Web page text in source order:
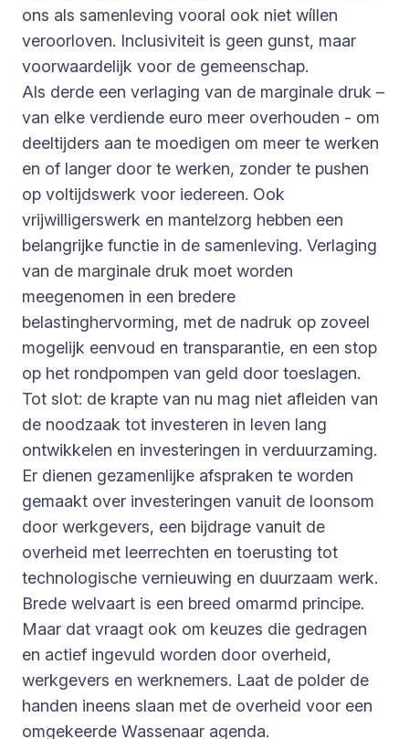
ons als samenleving vooral ook niet wíllen
veroorloven. Inclusiviteit is geen gunst, maar
voorwaardelijk voor de gemeenschap.
Als derde een verlaging van de marginale druk –
van elke verdiende euro meer overhouden - om
deeltijders aan te moedigen om meer te werken
en of langer door te werken, zonder te pushen
op voltijdswerk voor iedereen. Ook
vrijwilligerswerk en mantelzorg hebben een
belangrijke functie in de samenleving. Verlaging
van de marginale druk moet worden
meegenomen in een bredere
belastinghervorming, met de nadruk op zoveel
mogelijk eenvoud en transparantie, en een stop
op het rondpompen van geld door toeslagen.
Tot slot: de krapte van nu mag niet afleiden van
de noodzaak tot investeren in leven lang
ontwikkelen en investeringen in verduurzaming.
Er dienen gezamenlijke afspraken te worden
gemaakt over investeringen vanuit de loonsom
door werkgevers, een bijdrage vanuit de
overheid met leerrechten en toerusting tot
technologische vernieuwing en duurzaam werk.
Brede welvaart is een breed omarmd principe.
Maar dat vraagt ook om keuzes die gedragen
en actief ingevuld worden door overheid,
werkgevers en werknemers. Laat de polder de
handen ineens slaan met de overheid voor een
omgekeerde Wassenaar agenda.